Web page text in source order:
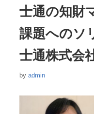
士通の知財
課題へのソ
士通株式会
by admin